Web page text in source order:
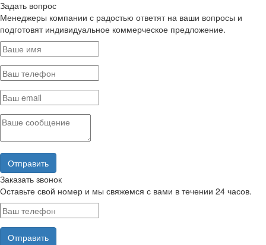
Задать вопрос
Менеджеры компании с радостью ответят на ваши вопросы и
подготовят индивидуальное коммерческое предложение.
Заказать звонок
Оставьте свой номер и мы свяжемся с вами в течении 24 часов.